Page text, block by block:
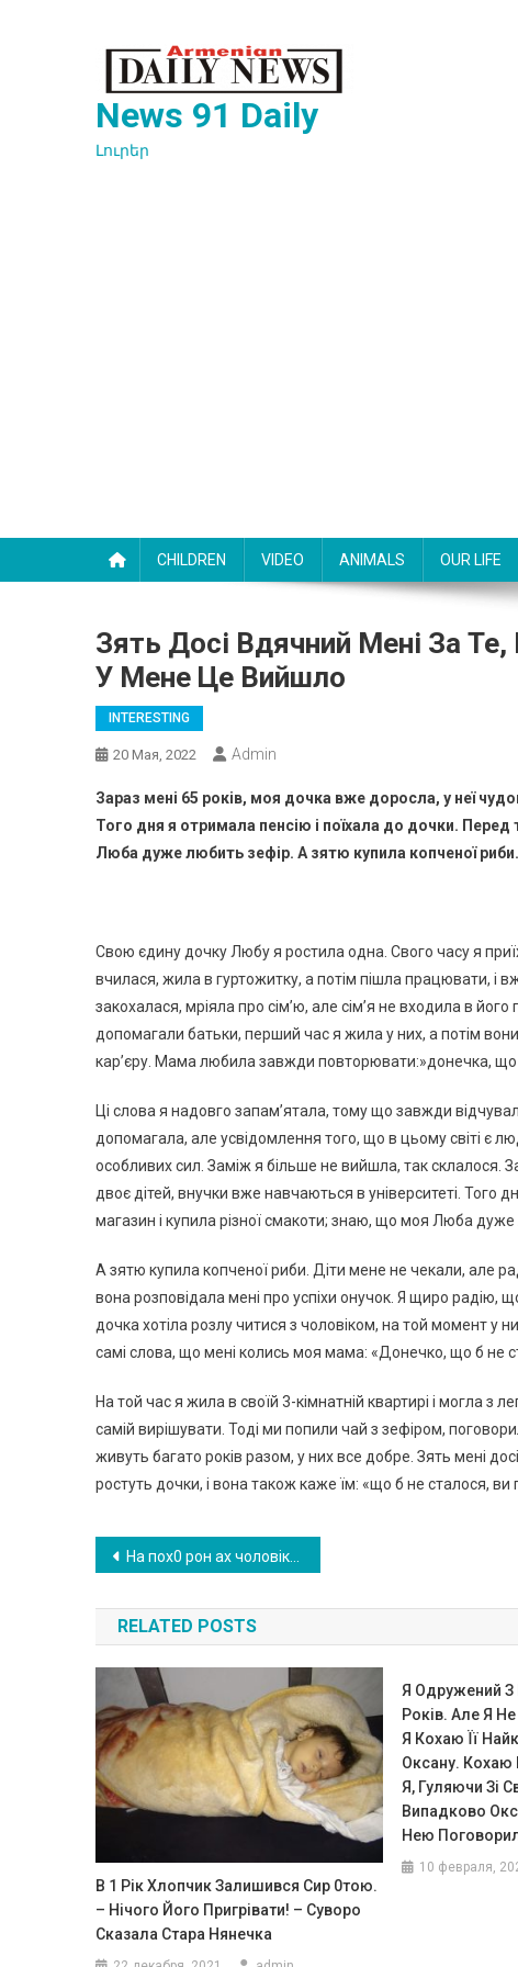
News 91 Daily
Լուրեր
CHILDREN VIDEO ANIMALS OUR LIFE
Зять Досі Вдячний Мені За
У Мене Це Вийшло
INTERESTING
20 Мая, 2022 Admin
Зараз мені 65 років, моя дочка вже доросла, у неї
Того дня я отримала пенсію і поїхала до дочки.
Люба дуже любить зефір. А зятю купила копченої
Свою єдину дочку Любу я ростила одна. Свого часу я
вчилася, жила в гуртожитку, а потім пішла працювати, і
закохалася, мріяла про сім’ю, але сім’я не входила в
допомагали батьки, перший час я жила у них, а потім
кар’єру. Мама любила завжди повторювати:»донечка, що
Ці слова я надовго запам’ятала, тому що завжди
допомагала, але усвідомлення того, що в цьому світі є
особливих сил. Заміж я більше не вийшла, так склалося.
двоє дітей, внучки вже навчаються в університеті. Того
магазин і купила різної смакоти; знаю, що моя Люба дуже
А зятю купила копченої риби. Діти мене не чекали, але
вона розповідала мені про успіхи онучок. Я щиро радію,
дочка хотіла розлу читися з чоловіком, на той момент у
самі слова, що мені колись моя мама: «Донечко, що б не
На той час я жила в своїй 3-кімнатній квартирі і могла з
самій вирішувати. Тоді ми попили чай з зефіром,
живуть багато років разом, у них все добре. Зять мені
ростуть дочки, і вона також каже їм: «що б не сталося, ви
Навигация
по
записям
На пох0 pон ах чоловіка дружина сиділа поруч, вся в чор nому. Коли церемонія прощання була завершена і стали закривати кpишку т py nи, жінка встала і сказала: -Зачекайте хвилину
RELATED POSTS
В 1 Рік Хлопчик Залишився Сир 0тою.
– Нічого Його Пригрівати! – Сувоpо
Сказала Стара Нянечка
Я Одружений
Років. Але Я
Я Кохаю Її
Оксану. Кохаю
Я, Гуляючи Зі
Випадково
Нею
10 февраля,